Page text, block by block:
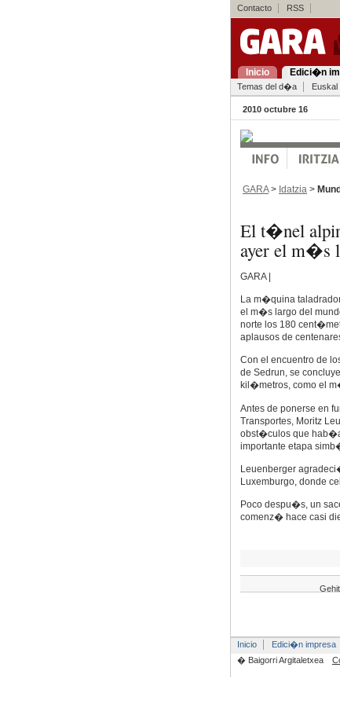
Contacto RSS
Inicio Edici�n
Temas del d�a Euskal
2010 octubre 16
GARA> Idatzia >
El t�nel
ayer el m�s
GARA |
La m�quina
el m�s largo del
norte los 180
aplausos de
Con el encuentro de
de Sedrun, se
kil�metros, como el
Antes de ponerse en
Transportes, Moritz
obst�culos que
importante etapa
Leuenberger
Luxemburgo, donde
Poco despu�s, un
comenz� hace casi
Inicio Edici�n impresa
� Baigorri Argitaletxea